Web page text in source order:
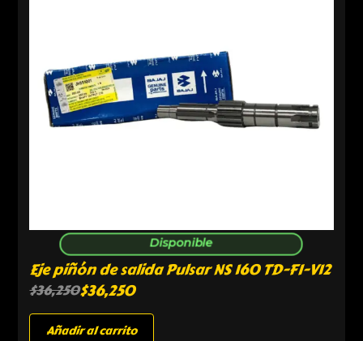
Disponible
Eje piñón de salida Pulsar NS 160 TD-FI-V12
$36,250$36,250
Añadir al carrito